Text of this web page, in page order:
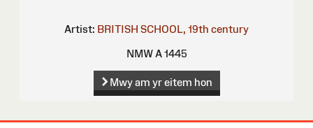
Artist: BRITISH SCHOOL, 19th century
NMW A 1445
Mwy am yr eitem hon